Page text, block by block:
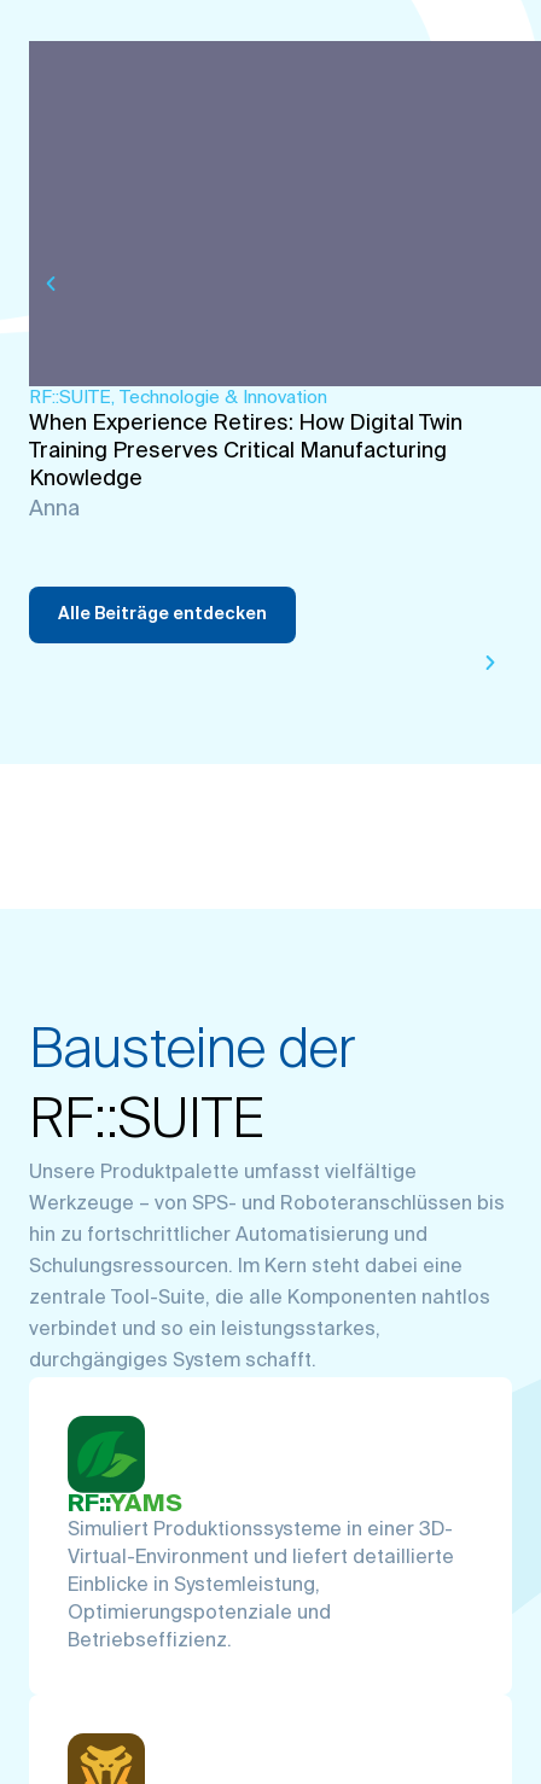
RF::SUITE, Technologie & Innovation
When Experience Retires: How Digital Twin
Training Preserves Critical Manufacturing
Knowledge
Anna
Alle Beiträge entdecken
Bausteine der
RF::SUITE
Unsere Produktpalette umfasst vielfältige
Werkzeuge – von SPS- und Roboteranschlüssen bis
hin zu fortschrittlicher Automatisierung und
Schulungsressourcen. Im Kern steht dabei eine
zentrale Tool-Suite, die alle Komponenten nahtlos
verbindet und so ein leistungsstarkes,
durchgängiges System schafft.
RF::YAMS
Simuliert Produktionssysteme in einer 3D-
Virtual-Environment und liefert detaillierte
Einblicke in Systemleistung,
Optimierungspotenziale und
Betriebseffizienz.